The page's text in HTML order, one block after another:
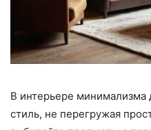
В интерьере минимализма
стиль, не перегружая